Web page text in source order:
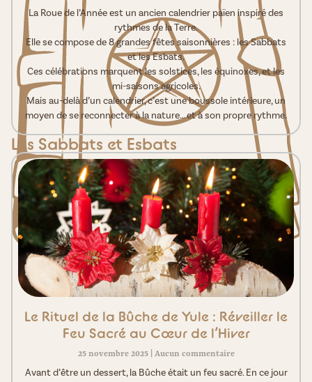
La Roue de l’Année est un ancien calendrier païen inspiré des
rythmes de la Terre.
Elle se compose de 8 grandes fêtes saisonnières : les Sabbats
et les Esbats.
Ces célébrations marquent les solstices, les équinoxes, et les
mi-saisons agricoles.
Mais au-delà d’un calendrier, c’est une boussole intérieure, un
moyen de se reconnecter à la nature… et à son propre rythme.
Les Sabbats et Esbats
Le Rituel de la Bûche de Yule : Réveiller le
Feu Sacré au Cœur de l’Hiver
25 novembre 2025 Aucun commentaire
Avant d’être un dessert, la Bûche était un feu sacré. En ce jour